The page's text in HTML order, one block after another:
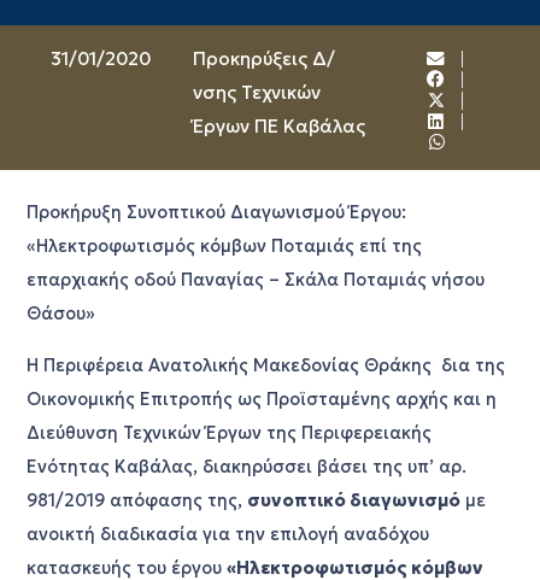
31/01/2020
Προκηρύξεις Δ/
νσης Τεχνικών
Έργων ΠΕ Καβάλας
Προκήρυξη Συνοπτικού Διαγωνισμού Έργου:
«Ηλεκτροφωτισμός κόμβων Ποταμιάς επί της
επαρχιακής οδού Παναγίας – Σκάλα Ποταμιάς νήσου
Θάσου»
Η Περιφέρεια Ανατολικής Μακεδονίας Θράκης δια της
Οικονομικής Επιτροπής ως Προϊσταμένης αρχής και η
Διεύθυνση Τεχνικών Έργων της Περιφερειακής
Ενότητας Καβάλας, διακηρύσσει βάσει της υπ’ αρ.
981/2019 απόφασης της, συνοπτικό διαγωνισμόμε
ανοικτή διαδικασία για την επιλογή αναδόχου
κατασκευής του έργου «Ηλεκτροφωτισμός κόμβων